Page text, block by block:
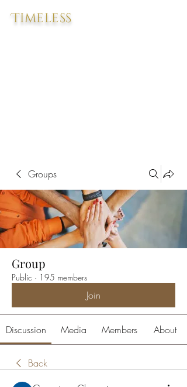
Timeless
Groups
Group
Public · 195 members
Join
Discussion Media Members About
Back